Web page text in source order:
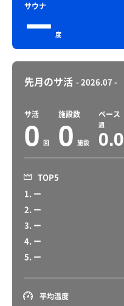
サウナ
ー 度
先月のサ活 - 2026.07 -
サ活
0 回
施設数
0 施設
ペース
週
0.0
TOP5
1. ー
2. ー
3. ー
4. ー
5. ー
平均温度